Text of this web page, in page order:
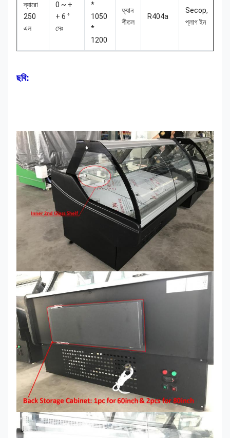
ন্যারো
250
এল
0 ~ +
+ 6 °
সেঃ
*
1050
*
1200
ফ্যান
শীতল
R404a
Secop,
প্লাগ ইন
ছবি: